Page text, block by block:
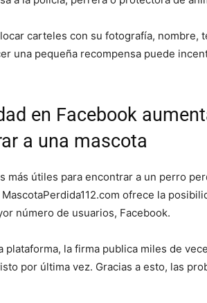
carteles con su fotografía, nombre,
una pequeña recompensa puede
en Facebook
a una mascota
más útiles para encontrar a un perro
ofrece la
número de usuarios, Facebook.
plataforma, la firma publica miles de
por última vez. Gracias a esto, las